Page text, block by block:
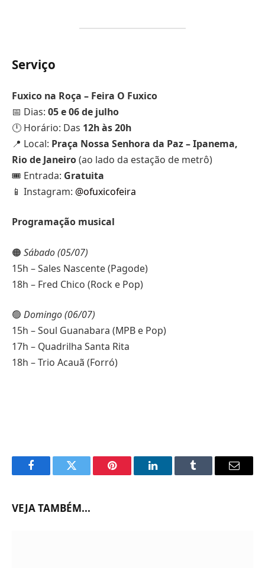
Serviço
Fuxico na Roça – Feira O Fuxico
📅 Dias: 05 e 06 de julho
🕛 Horário: Das 12h às 20h
📍 Local: Praça Nossa Senhora da Paz – Ipanema,
Rio de Janeiro(ao lado da estação de metrô)
🎟 Entrada: Gratuita
📱 Instagram: @ofuxicofeira
Programação musical
🟠 Sábado (05/07)
15h – Sales Nascente (Pagode)
18h – Fred Chico (Rock e Pop)
🟢 Domingo (06/07)
15h – Soul Guanabara (MPB e Pop)
17h – Quadrilha Santa Rita
18h – Trio Acauã (Forró)
FacebookTwitter Pinterest LinkedInTumblr Email
VEJA TAMBÉM...